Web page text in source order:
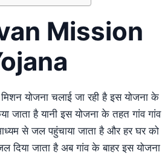
Mission
योजना चलाई जा रही है इस योजना के
जाता है यानी इस योजना के तहत गांव गांव
से जल पहुंचाया जाता है और हर घर को
जाता है अब गांव के बाहर इस योजना